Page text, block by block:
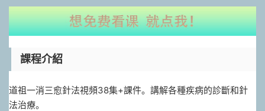
課程介紹
道祖一消三愈針法視頻38集+課件。講解各種疾病的診斷和針
法治療。